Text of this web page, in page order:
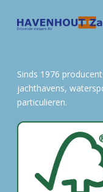
Sinds 1976
jachthavens,
particulieren.